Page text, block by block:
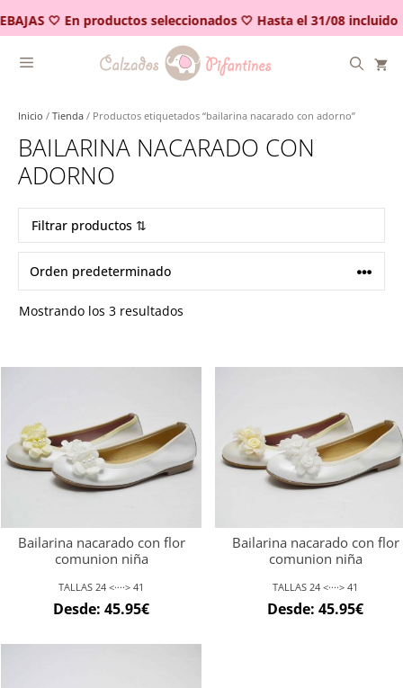
🤍 En productos seleccionados 🤍 Hasta el 31/08 incluido
al
contenido
Inicio / Tienda / Productos etiquetados “bailarina nacarado con adorno”
BAILARINA NACARADO CON
ADORNO
Filtrar productos ⇅
Mostrando los 3 resultados
Bailarina nacarado con flor
comunion niña
TALLAS 24 <····> 41
Desde: 45.95€
Bailarina nacarado con flor
comunion niña
TALLAS 24 <····> 41
Desde:45.95€